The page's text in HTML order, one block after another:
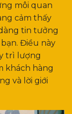
môi quan
cảm thấy
tin tưởng
Điều này
trì lượng
khách hàng
và lời giới